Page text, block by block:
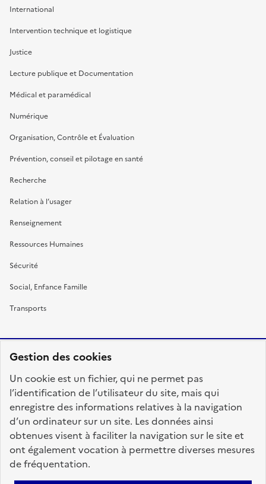
Gestion des cookies
Un cookie est un fichier, qui ne permet pas
l’identification de l’utilisateur du site, mais qui
enregistre des informations relatives à la navigation
d’un ordinateur sur un site. Les données ainsi
obtenues visent à faciliter la navigation sur le site et
ont également vocation à permettre diverses mesures
de fréquentation.
International
Intervention technique et logistique
Justice
Lecture publique et Documentation
Médical et paramédical
Numérique
Organisation, Contrôle et Évaluation
Prévention, conseil et pilotage en santé
Recherche
Relation à l’usager
Renseignement
Ressources Humaines
Sécurité
Social, Enfance Famille
Transports
FRANÇAISE
fonction-publique.gouv.fr
legifrance.gouv.fr
gouvernement.fr